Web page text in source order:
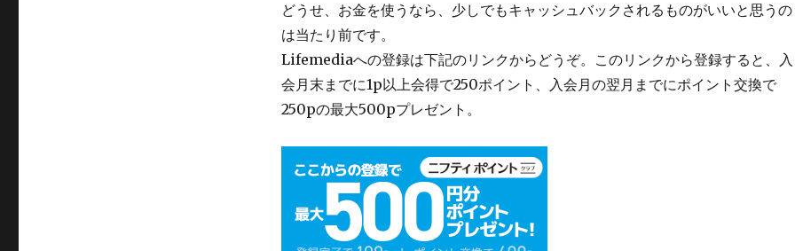
どうせ、お金を使うなら、少しでもキャッシュバックされるものがいいと思うの
は当たり前です。
Lifemediaへの登録は下記のリンクからどうぞ。このリンクから登録すると、入
会月末までに1p以上会得で250ポイント、入会月の翌月までにポイント交換で
250pの最大500pプレゼント。